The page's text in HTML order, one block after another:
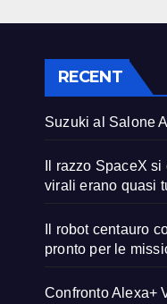
RECENT
Suzuki al Salone
Il razzo SpaceX
virali erano quasi
Il robot centauro
pronto per le
Confronto Alexa+